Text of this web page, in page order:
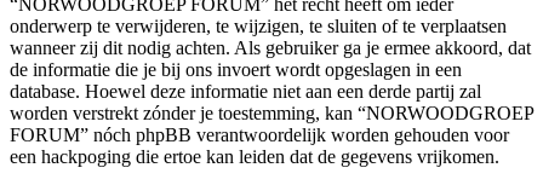
“NORWOODGROEP FORUM” het recht heeft om ieder
onderwerp te verwijderen, te wijzigen, te sluiten of te verplaatsen
wanneer zij dit nodig achten. Als gebruiker ga je ermee akkoord, dat
de informatie die je bij ons invoert wordt opgeslagen in een
database. Hoewel deze informatie niet aan een derde partij zal
worden verstrekt zónder je toestemming, kan “NORWOODGROEP
FORUM” nóch phpBB verantwoordelijk worden gehouden voor
een hackpoging die ertoe kan leiden dat de gegevens vrijkomen.